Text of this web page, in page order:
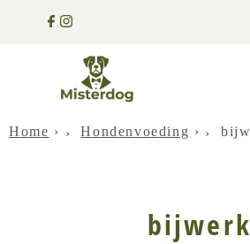
Home › Hondenvoeding ›